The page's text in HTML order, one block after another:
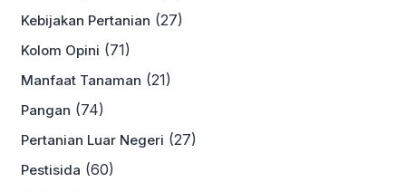
Kebijakan Pertanian (27)
Kolom Opini (71)
Manfaat Tanaman (21)
Pangan (74)
Pertanian Luar Negeri (27)
Pestisida (60)